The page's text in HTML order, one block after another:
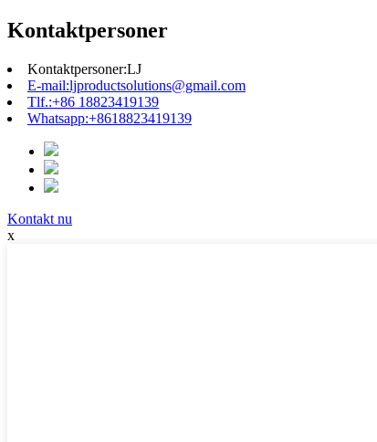
Kontaktpersoner
Kontaktpersoner:LJ
E-mail:ljproductsolutions@gmail.com
Tlf.:+86 18823419139
Whatsapp:+8618823419139
Kontakt nu
x